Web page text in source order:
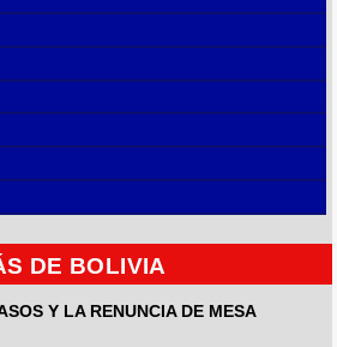
DE BOLIVIA
Y LA RENUNCIA DE MESA